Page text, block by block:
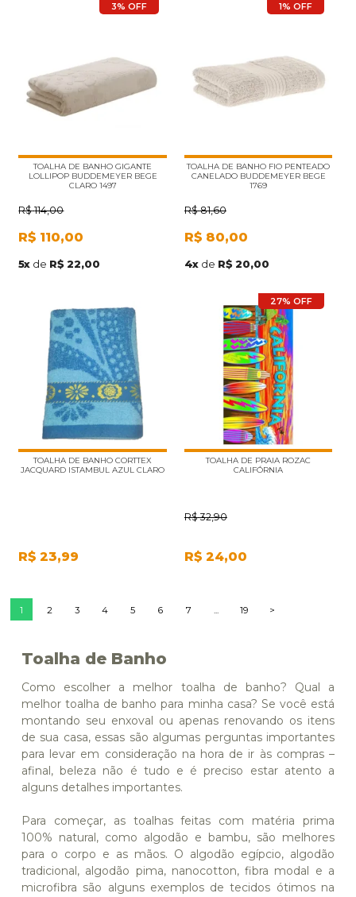
3% OFF
TOALHA DE BANHO GIGANTE
LOLLIPOP BUDDEMEYER BEGE
CLARO 1497
R$ 114,00
R$ 110,00
5x de R$ 22,00
1% OFF
TOALHA DE BANHO FIO PENTEADO
CANELADO BUDDEMEYER BEGE
1769
R$ 81,60
R$ 80,00
4x de R$ 20,00
TOALHA DE BANHO CORTTEX
JACQUARD ISTAMBUL AZUL CLARO
R$ 23,99
27% OFF
TOALHA DE PRAIA ROZAC
CALIFÓRNIA
R$ 32,90
R$ 24,00
1 2 3 4 5 6 7 ... 19 >
Toalha de Banho
Como escolher a melhor toalha de banho? Qual a
melhor toalha de banho para minha casa? Se você está
montando seu enxoval ou apenas renovando os itens
de sua casa, essas são algumas perguntas importantes
para levar em consideração na hora de ir às compras –
afinal, beleza não é tudo e é preciso estar atento a
alguns detalhes importantes.
Para começar, as toalhas feitas com matéria prima
100% natural, como algodão e bambu, são melhores
para o corpo e as mãos. O algodão egípcio, algodão
tradicional, algodão pima, nanocotton, fibra modal e a
microfibra são alguns exemplos de tecidos ótimos na